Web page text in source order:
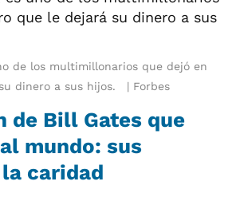
de los multimillonarios que dejó en
dinero a sus hijos.
Forbes
de Bill Gates que
mundo: sus
caridad